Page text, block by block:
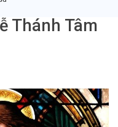
Thánh Tâm